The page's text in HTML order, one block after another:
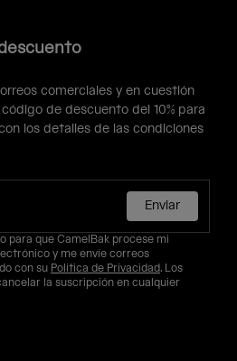
comerciales y en cuestión
de descuento del 10% para
los detalles de las condiciones
Enviar
para que CamelBak procese mi
y me envíe correos
con su Política de Privacidad. Los
la suscripción en cualquier